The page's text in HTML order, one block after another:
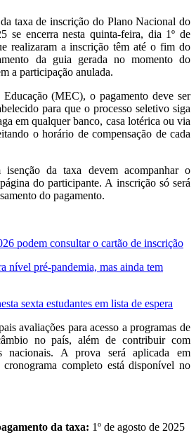
taxa de inscrição do Plano Nacional do
se encerra nesta quinta-feira, dia 1º de
realizaram a inscrição têm até o fim do
da guia gerada no momento do
a participação anulada.
(MEC), o pagamento deve ser
para que o processo seletivo siga
em qualquer banco, casa lotérica ou via
o horário de compensação de cada
isenção da taxa devem acompanhar o
do participante. A inscrição só será
do pagamento.
podem consultar o cartão de inscrição
nível pré-pandemia, mas ainda tem
sexta estudantes em lista de espera
avaliações para acesso a programas de
no país, além de contribuir com
nacionais. A prova será aplicada em
completo está disponível no
da taxa: 1º de agosto de 2025